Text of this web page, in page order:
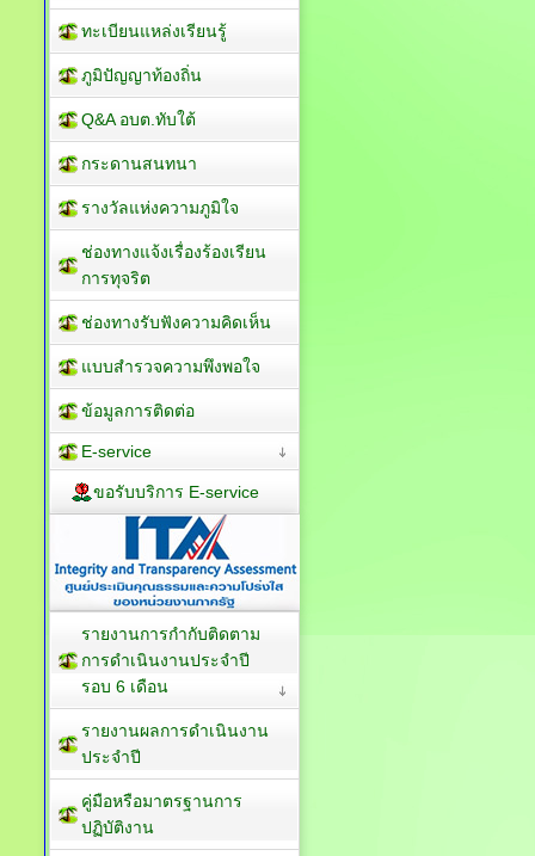
ทะเบียนแหล่งเรียนรู้
ภูมิปัญญาท้องถิ่น
Q&A อบต.ทับใต้
กระดานสนทนา
รางวัลแห่งความภูมิใจ
ช่องทางแจ้งเรื่องร้องเรียน
การทุจริต
ช่องทางรับฟังความคิดเห็น
แบบสำรวจความพึงพอใจ
ข้อมูลการติดต่อ
E-service
ขอรับบริการ E-service
รายงานการกำกับติดตาม
การดำเนินงานประจำปี
รอบ 6 เดือน
รายงานผลการดำเนินงาน
ประจำปี
คู่มือหรือมาตรฐานการ
ปฏิบัติงาน